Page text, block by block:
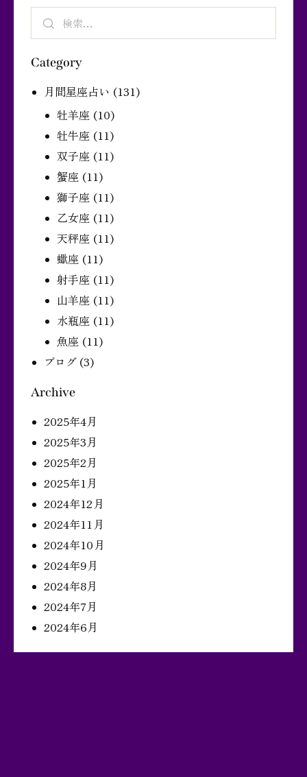
Category
月間星座占い (131)
牡羊座 (10)
牡牛座 (11)
双子座 (11)
蟹座 (11)
獅子座 (11)
乙女座 (11)
天秤座 (11)
蠍座 (11)
射手座 (11)
山羊座 (11)
水瓶座 (11)
魚座 (11)
ブログ (3)
Archive
2025年4月
2025年3月
2025年2月
2025年1月
2024年12月
2024年11月
2024年10月
2024年9月
2024年8月
2024年7月
2024年6月